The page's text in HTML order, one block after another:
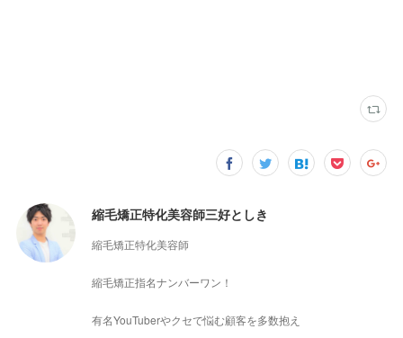
縮毛矯正特化美容師三好としき
縮毛矯正特化美容師
縮毛矯正指名ナンバーワン！
有名YouTuberやクセで悩む顧客を多数抱え